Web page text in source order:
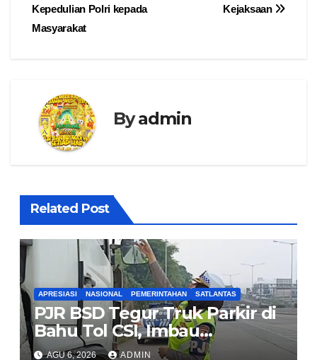
Kejaksaan
Kepedulian Polri kepada
Masyarakat
Byadmin
Related Post
APRESIASI NASIONAL PEMERINTAHAN SATLANTAS
PJR BSD Tegur Truk Parkir di
Bahu Tol CSI, Imbau
Pengendara Tertib
AGU 6, 2026 ADMIN